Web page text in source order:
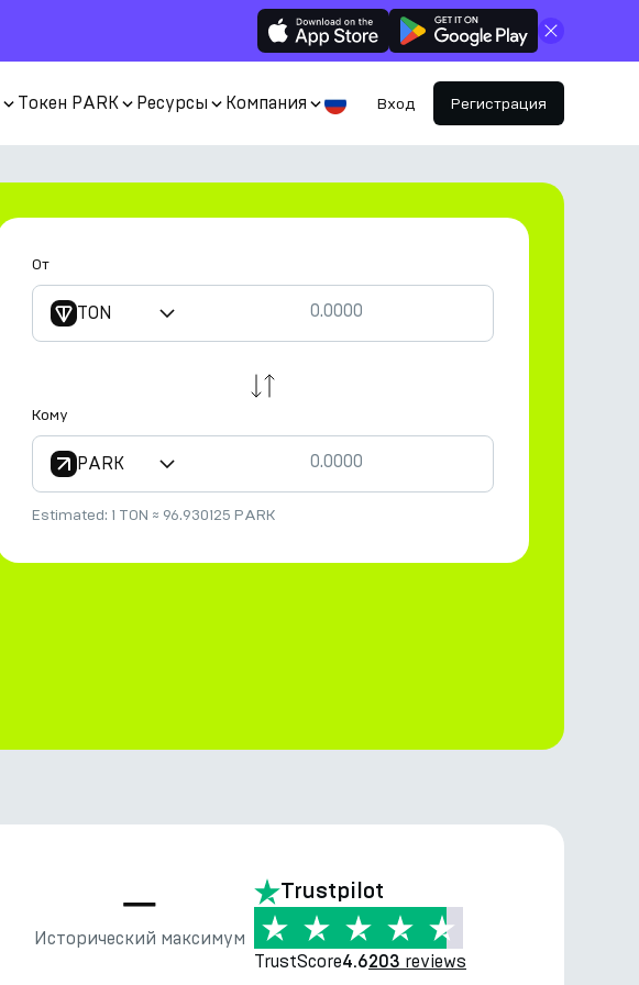
Закрыть
Токен PARK Ресурсы Компания Вход Регистрация
От
TON
Кому
PARK
Estimated: 1 TON ≈ 96.930125 PARK
—
Исторический максимум
Trustpilot
TrustScore4.6203 reviews